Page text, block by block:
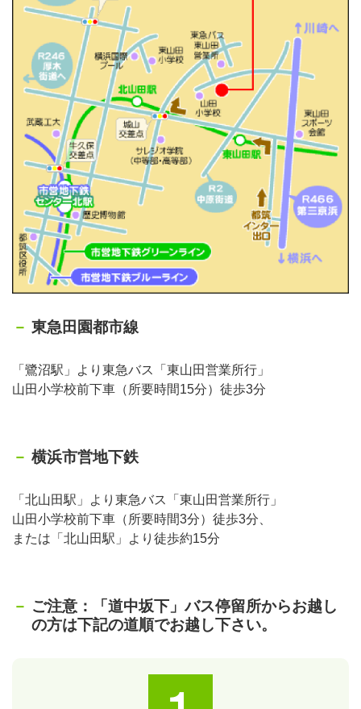
東急田園都市線
「鷺沼駅」より東急バス「東山田営業所行」
山田小学校前下車（所要時間15分）徒歩3分
横浜市営地下鉄
「北山田駅」より東急バス「東山田営業所行」
山田小学校前下車（所要時間3分）徒歩3分、
または「北山田駅」より徒歩約15分
ご注意：「道中坂下」バス停留所からお越し
の方は下記の道順でお越し下さい。